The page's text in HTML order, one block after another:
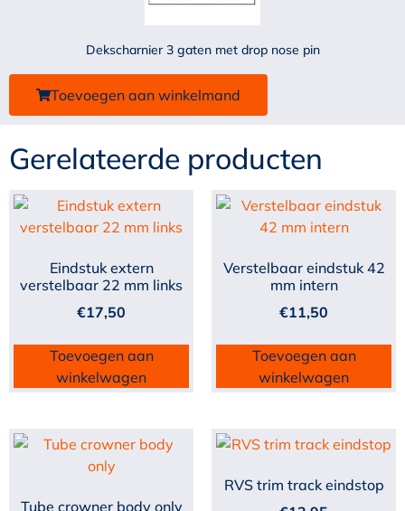
Dekscharnier 3 gaten met drop nose pin
Toevoegen aan winkelmand
Gerelateerde producten
Eindstuk extern
verstelbaar 22 mm links
€17,50
Toevoegen aan
winkelwagen
Verstelbaar eindstuk 42
mm intern
€11,50
Toevoegen aan
winkelwagen
Tube crowner body only
RVS trim track eindstop